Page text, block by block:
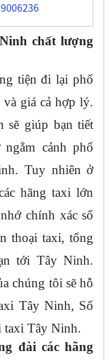
chất lượng
tiện đi lại phổ
giá cả hợp lý.
sẽ giúp bạn tiết
cảnh phố
Tuy nhiên ở
hãng taxi lớn
chính xác số
thoại taxi, tổng
tới Tây Ninh.
chúng tôi sẽ hỗ
Tây Ninh, Số
taxi Tây Ninh.
đài các hãng